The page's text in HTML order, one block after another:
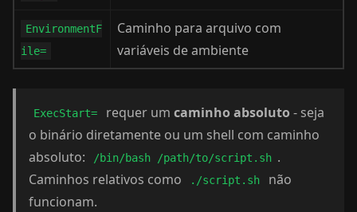
EnvironmentF
ile=
Caminho para arquivo com
variáveis de ambiente
ExecStart= requer um caminho absoluto- seja
o binário diretamente ou um shell com caminho
absoluto:
/bin/bash /path/to/script.sh .
Caminhos relativos como
./script.sh
não
funcionam.